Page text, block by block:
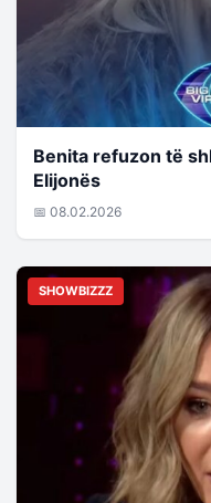
Benita refuzon të
Elijonës
📅 08.02.2026
SHOWBIZZZ